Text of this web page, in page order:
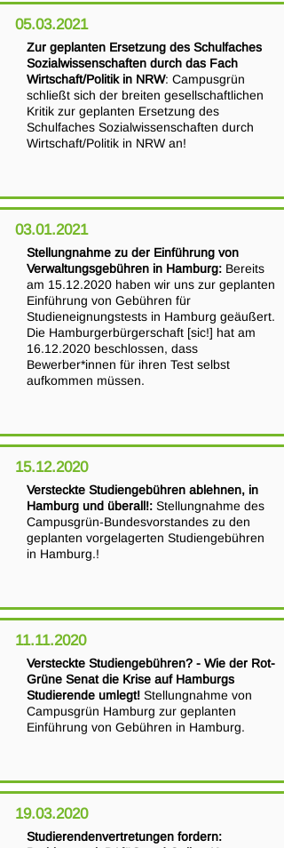
05.03.2021
Zur geplanten Ersetzung des Schulfaches
Sozialwissenschaften durch das Fach
Wirtschaft/Politik in NRW: Campusgrün
schließt sich der breiten gesellschaftlichen
Kritik zur geplanten Ersetzung des
Schulfaches Sozialwissenschaften durch
Wirtschaft/Politik in NRW an!
03.01.2021
Stellungnahme zu der Einführung von
Verwaltungsgebühren in Hamburg: Bereits
am 15.12.2020 haben wir uns zur geplanten
Einführung von Gebühren für
Studieneignungstests in Hamburg geäußert.
Die Hamburgerbürgerschaft [sic!] hat am
16.12.2020 beschlossen, dass
Bewerber*innen für ihren Test selbst
aufkommen müssen.
15.12.2020
Versteckte Studiengebühren ablehnen, in
Hamburg und überall!: Stellungnahme des
Campusgrün-Bundesvorstandes zu den
geplanten vorgelagerten Studiengebühren
in Hamburg.!
11.11.2020
Versteckte Studiengebühren? - Wie der Rot-
Grüne Senat die Krise auf Hamburgs
Studierende umlegt! Stellungnahme von
Campusgrün Hamburg zur geplanten
Einführung von Gebühren in Hamburg.
19.03.2020
Studierendenvertretungen fordern: